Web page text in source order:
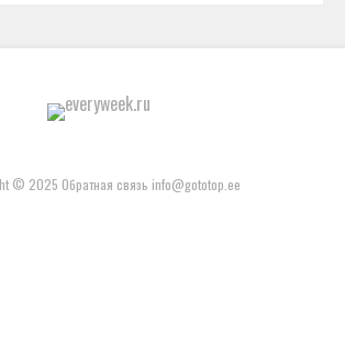
© 2025 Обратная связь info@gototop.ee